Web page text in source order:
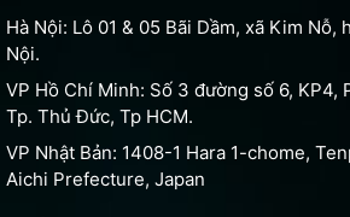
Hà Nội: Lô 01 & 05 Bãi Dầm, xã Kim Nỗ,
Nội.
VP Hồ Chí Minh: Số 3 đường số 6, KP4,
Tp. Thủ Đức, Tp HCM.
VP Nhật Bản: 1408-1 Hara 1-chome,
Aichi Prefecture, Japan